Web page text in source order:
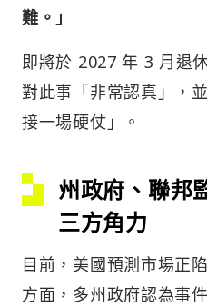
難。」
即將於 2027 年 3 月退
對此事「非常認真」，
接一場硬仗」。
州政府、聯邦
三方角力
目前，美國預測市場正
方面，多州政府認為事